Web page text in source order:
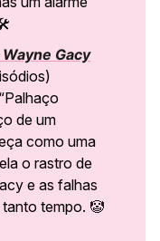
Gacy
de um
como uma
o rastro de
e as falhas
tempo. 🤡